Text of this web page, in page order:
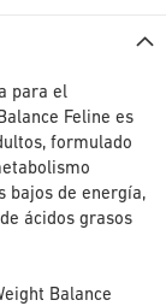
para el
Feline es
formulado
bajos de energía,
ácidos grasos
Balance